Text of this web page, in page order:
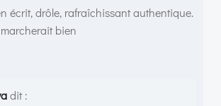
écrit, drôle, rafraîchissant authentique.
bien
dit :